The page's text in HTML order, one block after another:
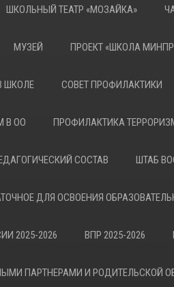
ШКОЛЬНЫЙ ТЕАТР «МОЗАЙКА»
МУЗЕЙ ПРОЕКТ «ШКОЛА
ШКОЛЕ СОВЕТ ПРОФИЛАКТИКИ
В ОО ПРОФИЛАКТИКА
СОСТАВ ШТАБ
ДЛЯ ОСВОЕНИЯ
2025-2026 ВПР 2025-2026
ПАРТНЕРАМИ И